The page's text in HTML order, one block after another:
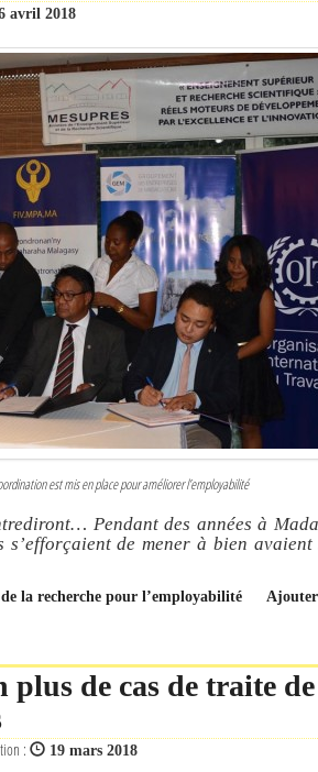
avril 2018
est mis en place pour améliorer l’employabilité
Pendant des années à
de mener à bien
la recherche pour l’employabilité
de cas de traite de
: 19 mars 2018